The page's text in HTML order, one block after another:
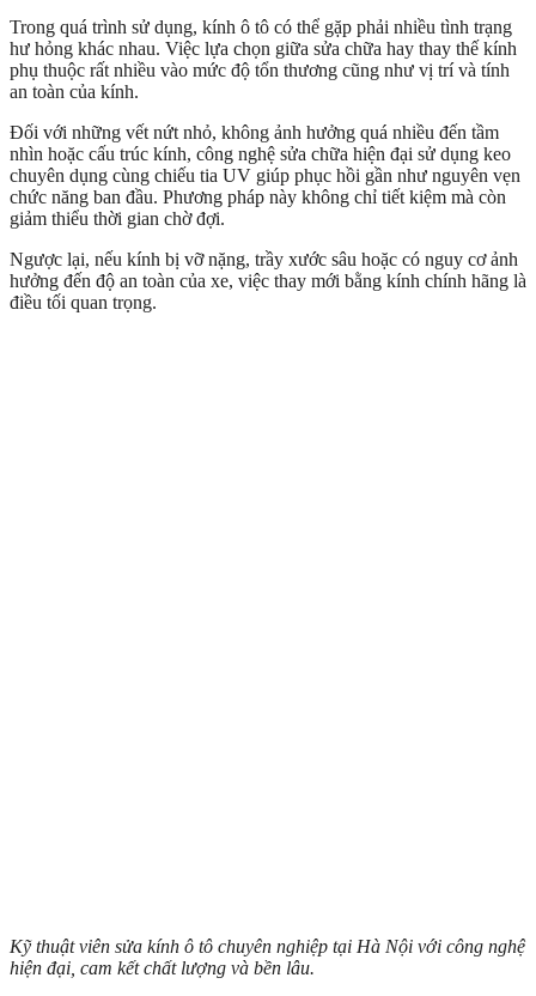
Trong quá trình sử dụng, kính ô tô có thể gặp phải nhiều tình trạng
hư hỏng khác nhau. Việc lựa chọn giữa sửa chữa hay thay thế kính
phụ thuộc rất nhiều vào mức độ tổn thương cũng như vị trí và tính
an toàn của kính.
Đối với những vết nứt nhỏ, không ảnh hưởng quá nhiều đến tầm
nhìn hoặc cấu trúc kính, công nghệ sửa chữa hiện đại sử dụng keo
chuyên dụng cùng chiếu tia UV giúp phục hồi gần như nguyên vẹn
chức năng ban đầu. Phương pháp này không chỉ tiết kiệm mà còn
giảm thiểu thời gian chờ đợi.
Ngược lại, nếu kính bị vỡ nặng, trầy xước sâu hoặc có nguy cơ ảnh
hưởng đến độ an toàn của xe, việc thay mới bằng kính chính hãng là
điều tối quan trọng.
Kỹ thuật viên sửa kính ô tô chuyên nghiệp tại Hà Nội với công nghệ
hiện đại, cam kết chất lượng và bền lâu.